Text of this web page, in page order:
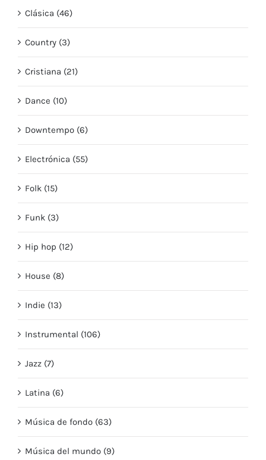
Clásica (46)
Country (3)
Cristiana (21)
Dance (10)
Downtempo (6)
Electrónica (55)
Folk (15)
Funk (3)
Hip hop (12)
House (8)
Indie (13)
Instrumental (106)
Jazz (7)
Latina (6)
Música de fondo (63)
Música del mundo (9)